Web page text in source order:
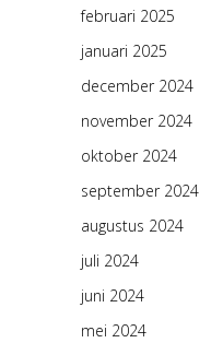
februari 2025
januari 2025
december 2024
november 2024
oktober 2024
september 2024
augustus 2024
juli 2024
juni 2024
mei 2024